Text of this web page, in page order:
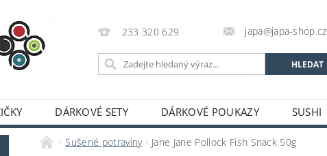
233 320 629 japa@japa-shop.cz
DÁRKOVÉ SETY DÁRKOVÉ POUKAZY SUSHI
NUDLE A POLÉVKY RÝŽE A OBILOVINY
Sušené potraviny Jane Jane Pollock Fish Snack 50g